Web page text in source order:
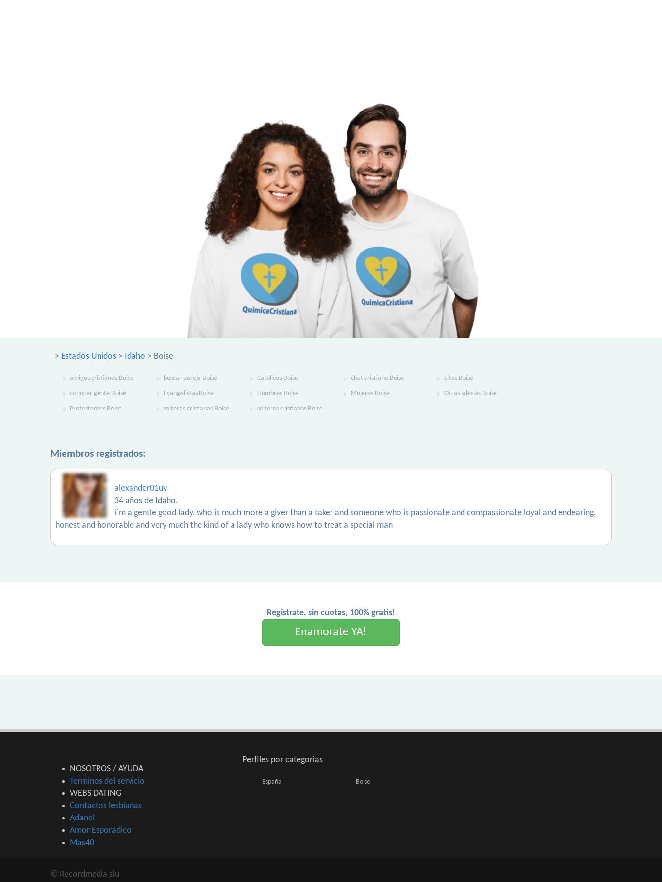
> Estados Unidos > Idaho > Boise
amigos cristianos Boise buscar pareja Boise Catolicos Boise chat cristiano Boise citas Boise
conocer gente Boise Evangelistas Boise Hombres Boise Mujeres Boise Otras iglesias Boise
Protestantes Boise solteras cristianas Boise solteros cristianos Boise
Miembros registrados:
alexander01uv
34 años de Idaho.
i´m a gentle good lady, who is much more a giver than a taker and someone who is passionate and compassionate loyal and endearing,
honest and honorable and very much the kind of a lady who knows how to treat a special man
Registrate, sin cuotas, 100% gratis!
Enamorate YA!
NOSOTROS / AYUDA
Terminos del servicio
WEBS DATING
Contactos lesbianas
Adanel
Amor Esporadico
Mas40
Perfiles por categorias
España Boise
© Recordmedia slu